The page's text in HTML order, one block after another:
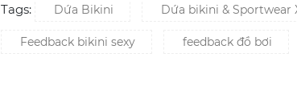
Tags: Dứa Bikini Dứa bikini & Sportwear
Feedback bikini sexy feedback đồ bơi